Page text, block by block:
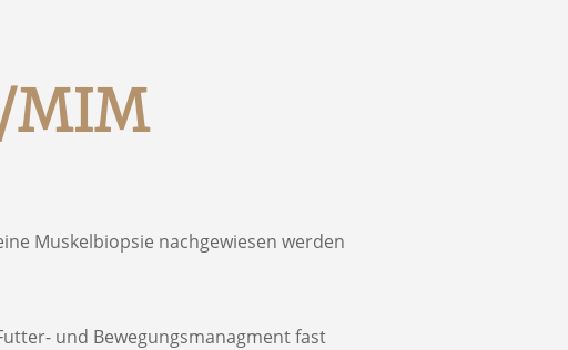
MIM
Muskelbiopsie nachgewiesen werden
und Bewegungsmanagment fast